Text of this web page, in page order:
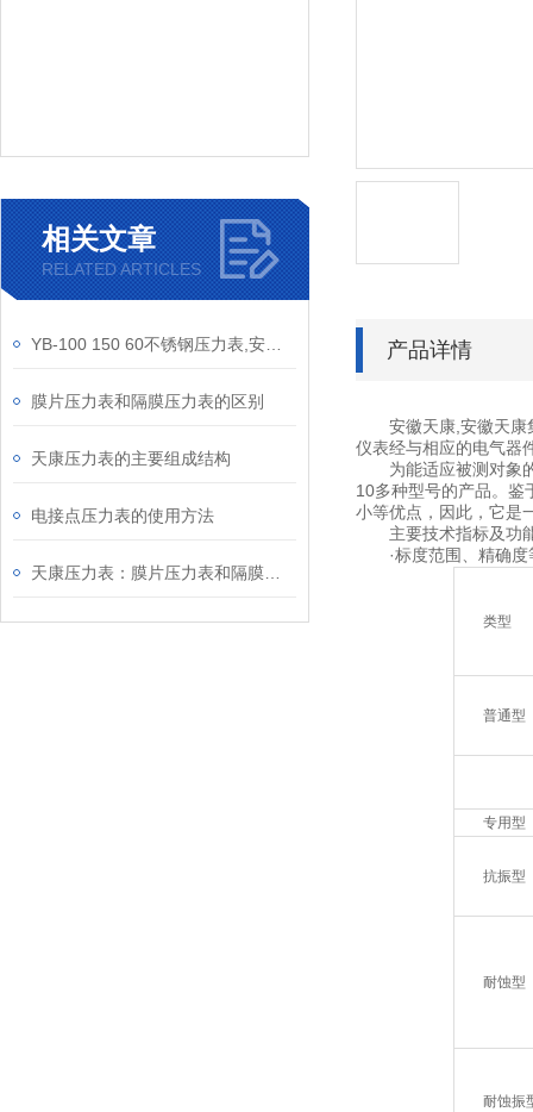
相关文章
RELATED ARTICLES
膜片压力表和隔膜压力表的区别
天康压力表的主要组成结构
电接点压力表的使用方法
产品详情
安徽天康,安徽天
仪表经与相应的电气器
为能适应被测对象
10多种型号的产品。鉴
小等优点，因此，它是
主要技术指标及功
·标度范围、精确
类型
普通型
专用型
抗振型
耐蚀型
耐蚀振